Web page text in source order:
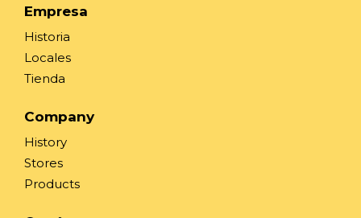
Empresa
Historia
Locales
Tienda
Company
History
Stores
Products